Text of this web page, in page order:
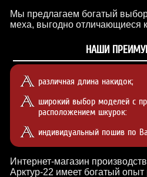
Мы предлагаем богатый выбор
меха, выгодно отличающиеся
НАШИ
различная длина накидок;
широкий выбор моделей с
расположением шкурок:
индивидуальный пошив по
Интернет-магазин
Арктур-22 имеет богатый